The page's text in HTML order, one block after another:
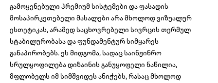
გამოყენებული პრემიუმ სისტემები და ფასადის
მოსაპირკეთებელი მასალები არა მხოლოდ ვიზუალურ
ესთეტიკას, არამედ საცხოვრებელი სივრცის თერმულ
სტაბილურობასა და ფუნდამენტურ სიმყარეს
განაპირობებს. ეს მიდგომა, სადაც საინჟინრო
სრულყოფილება დიზაინის განუყოფელი ნაწილია,
მფლობელს იმ სიმშვიდეს ანიჭებს, რასაც მხოლოდ